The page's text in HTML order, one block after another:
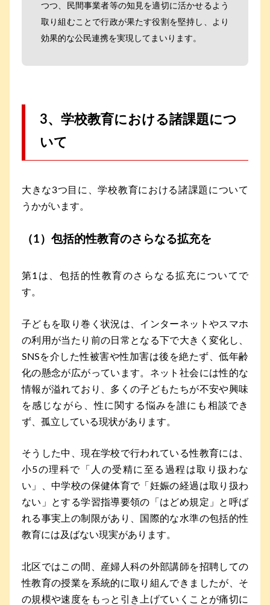
つつ、民間事業者等の知見を適切に活かせるよう
取り組むことで行政が果たす役割を堅持し、より
効果的な公民連携を実現してまいります。
3、学校教育における諸課題につ
いて
大きな3つ目に、学校教育における諸課題について
うかがいます。
（1）包括的性教育のさらなる拡充を
第1は、包括的性教育のさらなる拡充についてで
す。
子どもを取り巻く状況は、インターネットやスマホ
の利用が当たり前の日常となる下で大きく変化し、
SNSを介した性被害や性加害は後を絶たず、低年齢
化の懸念が広がっています。ネット社会には性的な
情報が溢れており、多くの子どもたちが不安や興味
を感じながら、性に関する悩みを誰にも相談でき
ず、孤立している現状があります。
そうした中、現在学校で行われている性教育には、
小5の理科で「人の受精に至る過程は取り扱わな
い」、中学校の保健体育で「妊娠の経過は取り扱わ
ない」とする学習指導要領の「はどめ規定」と呼ば
れる事実上の制限があり、国際的な水準の包括的性
教育には及ばない現実があります。
北区ではこの間、産婦人科の外部講師を招聘しての
性教育の授業を系統的に取り組んできましたが、そ
の規模や速度をもっと引き上げていくことが痛切に